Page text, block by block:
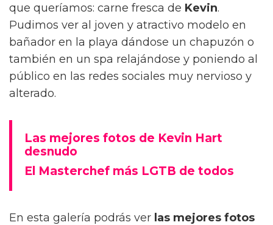
que queríamos: carne fresca de Kevin.
Pudimos ver al joven y atractivo modelo en
bañador en la playa dándose un chapuzón o
también en un spa relajándose y poniendo al
público en las redes sociales muy nervioso y
alterado.
Las mejores fotos de Kevin Hart
desnudo
El Masterchef más LGTB de todos
En esta galería podrás ver las mejores fotos